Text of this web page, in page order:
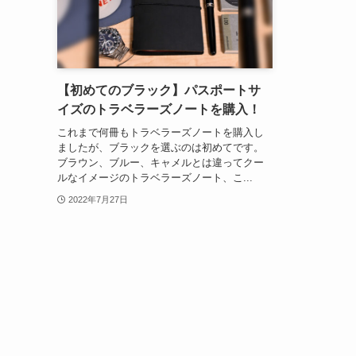
【初めてのブラック】パスポートサ
イズのトラベラーズノートを購入！
これまで何冊もトラベラーズノートを購入し
ましたが、ブラックを選ぶのは初めてです。
ブラウン、ブルー、キャメルとは違ってクー
ルなイメージのトラベラーズノート、こ...
2022年7月27日